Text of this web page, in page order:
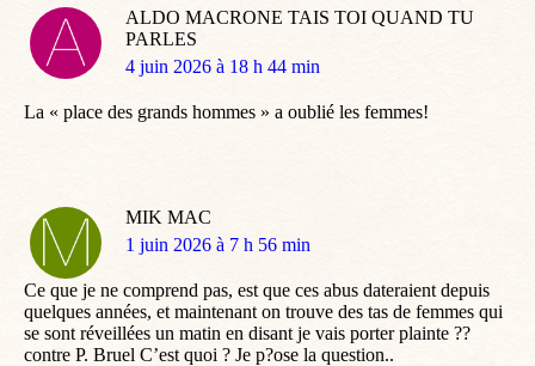
ALDO MACRONE TAIS TOI QUAND TU
PARLES
dit
4 juin 2026 à 18 h 44 min
La « place des grands hommes » a oublié les femmes!
MIK MAC
dit
1 juin 2026 à 7 h 56 min
Ce que je ne comprend pas, est que ces abus dateraient depuis
quelques années, et maintenant on trouve des tas de femmes qui
se sont réveillées un matin en disant je vais porter plainte ??
contre P. Bruel C’est quoi ? Je p?ose la question..